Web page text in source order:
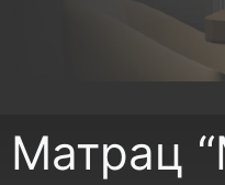
Матрац